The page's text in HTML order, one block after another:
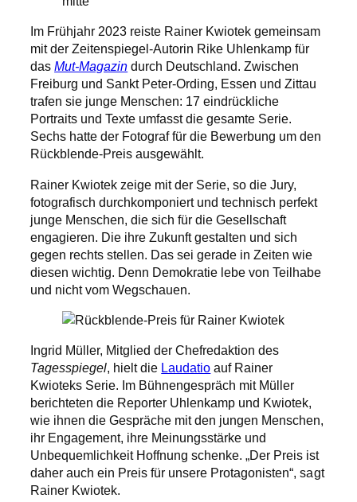
Im Frühjahr 2023 reiste Rainer Kwiotek gemeinsam
mit der Zeitenspiegel-Autorin Rike Uhlenkamp für
dasMut-Magazin durch Deutschland. Zwischen
Freiburg und Sankt Peter-Ording, Essen und Zittau
trafen sie junge Menschen: 17 eindrückliche
Portraits und Texte umfasst die gesamte Serie.
Sechs hatte der Fotograf für die Bewerbung um den
Rückblende-Preis ausgewählt.
Rainer Kwiotek zeige mit der Serie, so die Jury,
fotografisch durchkomponiert und technisch perfekt
junge Menschen, die sich für die Gesellschaft
engagieren. Die ihre Zukunft gestalten und sich
gegen rechts stellen. Das sei gerade in Zeiten wie
diesen wichtig. Denn Demokratie lebe von Teilhabe
und nicht vom Wegschauen.
Ingrid Müller, Mitglied der Chefredaktion des
Tagesspiegel, hielt die Laudatio auf Rainer
Kwioteks Serie. Im Bühnengespräch mit Müller
berichteten die Reporter Uhlenkamp und Kwiotek,
wie ihnen die Gespräche mit den jungen Menschen,
ihr Engagement, ihre Meinungsstärke und
Unbequemlichkeit Hoffnung schenke. „Der Preis ist
daher auch ein Preis für unsere Protagonisten“, sagt
Rainer Kwiotek.